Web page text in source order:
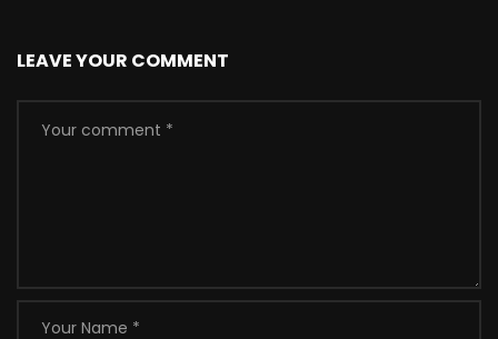
LEAVE YOUR COMMENT